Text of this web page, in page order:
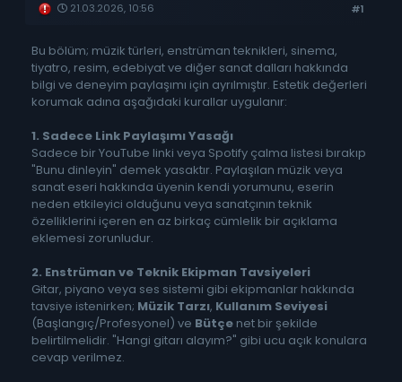
21.03.2026, 10:56 #1
Bu bölüm; müzik türleri, enstrüman teknikleri, sinema,
tiyatro, resim, edebiyat ve diğer sanat dalları hakkında
bilgi ve deneyim paylaşımı için ayrılmıştır. Estetik değerleri
korumak adına aşağıdaki kurallar uygulanır:
1. Sadece Link Paylaşımı Yasağı
Sadece bir YouTube linki veya Spotify çalma listesi bırakıp
"Bunu dinleyin" demek yasaktır. Paylaşılan müzik veya
sanat eseri hakkında üyenin kendi yorumunu, eserin
neden etkileyici olduğunu veya sanatçının teknik
özelliklerini içeren en az birkaç cümlelik bir açıklama
eklemesi zorunludur.
2. Enstrüman ve Teknik Ekipman Tavsiyeleri
Gitar, piyano veya ses sistemi gibi ekipmanlar hakkında
tavsiye istenirken; Müzik Tarzı, Kullanım Seviyesi
(Başlangıç/Profesyonel) ve Bütçenet bir şekilde
belirtilmelidir. "Hangi gitarı alayım?" gibi ucu açık konulara
cevap verilmez.